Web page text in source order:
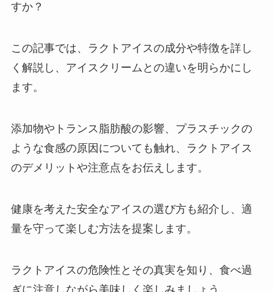
すか？
この記事では、ラクトアイスの成分や特徴を詳し
く解説し、アイスクリームとの違いを明らかにし
ます。
添加物やトランス脂肪酸の影響、プラスチックの
ような食感の原因についても触れ、ラクトアイス
のデメリットや注意点をお伝えします。
健康を考えた安全なアイスの選び方も紹介し、適
量を守って楽しむ方法を提案します。
ラクトアイスの危険性とその真実を知り、食べ過
ぎに注意しながら美味しく楽しみましょう。